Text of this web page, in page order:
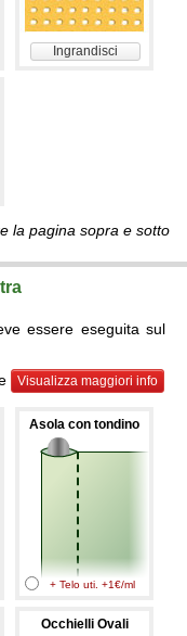
Ingrandisci
la pagina sopra e sotto
essere eseguita sul
Visualizza maggiori info
Asola con tondino
+ Telo uti. +1€/ml
Occhielli Ovali